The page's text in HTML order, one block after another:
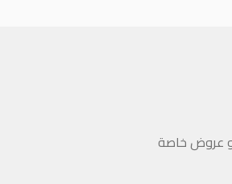
و عروض خاصة